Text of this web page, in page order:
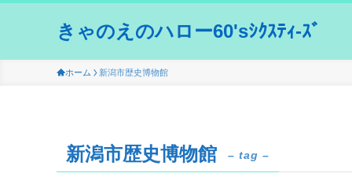
きゃのえのハロー60'sｼｸｽﾃｨ-ｽﾞ
ホーム 新潟市歴史博物館
新潟市歴史博物館 – tag –